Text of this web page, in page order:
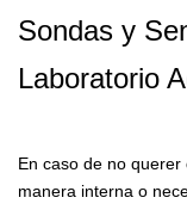
Sondas y
Laboratorio
En caso de no
manera interna o